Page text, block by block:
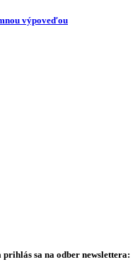
výpoveďou
sa na odber newslettera: